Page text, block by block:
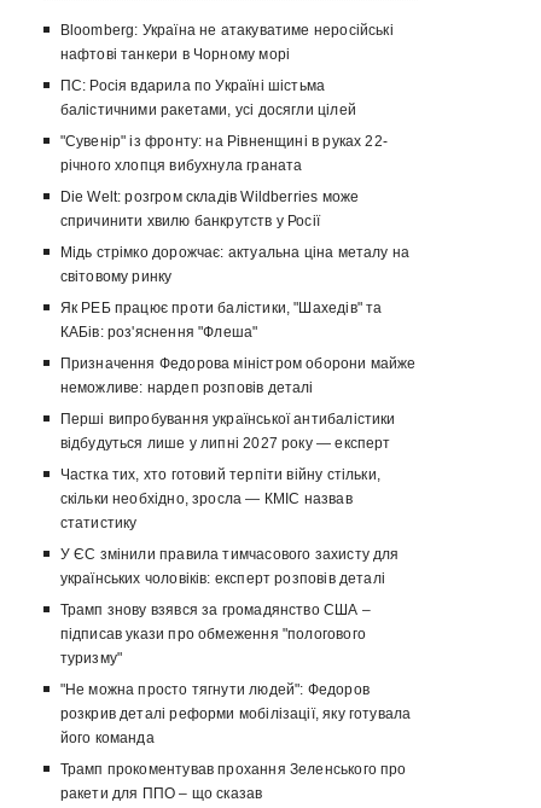
Bloomberg: Україна не атакуватиме неросійські
нафтові танкери в Чорному морі
ПС: Росія вдарила по Україні шістьма
балістичними ракетами, усі досягли цілей
"Сувенір" із фронту: на Рівненщині в руках 22-
річного хлопця вибухнула граната
Die Welt: розгром складів Wildberries може
спричинити хвилю банкрутств у Росії
Мідь стрімко дорожчає: актуальна ціна металу на
світовому ринку
Як РЕБ працює проти балістики, "Шахедів" та
КАБів: роз'яснення "Флеша"
Призначення Федорова міністром оборони майже
неможливе: нардеп розповів деталі
Перші випробування української антибалістики
відбудуться лише у липні 2027 року — експерт
Частка тих, хто готовий терпіти війну стільки,
скільки необхідно, зросла — КМІС назвав
статистику
У ЄС змінили правила тимчасового захисту для
українських чоловіків: експерт розповів деталі
Трамп знову взявся за громадянство США –
підписав укази про обмеження "пологового
туризму"
"Не можна просто тягнути людей": Федоров
розкрив деталі реформи мобілізації, яку готувала
його команда
Трамп прокоментував прохання Зеленського про
ракети для ППО – що сказав